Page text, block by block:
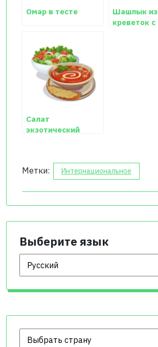
Омар в тесте
Шашлык из
креветок с
Салат
экзотический
Метки: Интернациональное
Выберите язык
Выберите язык